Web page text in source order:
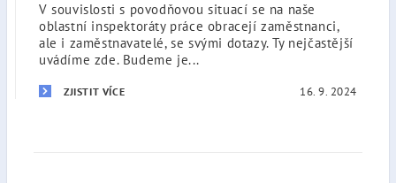
V souvislosti s povodňovou situací se na naše
oblastní inspektoráty práce obracejí zaměstnanci,
ale i zaměstnavatelé, se svými dotazy. Ty nejčastější
uvádíme zde. Budeme je...
ZJISTIT VÍCE 16. 9. 2024